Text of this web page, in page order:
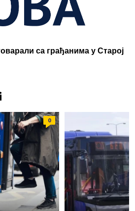
са грађанима у Старој
0